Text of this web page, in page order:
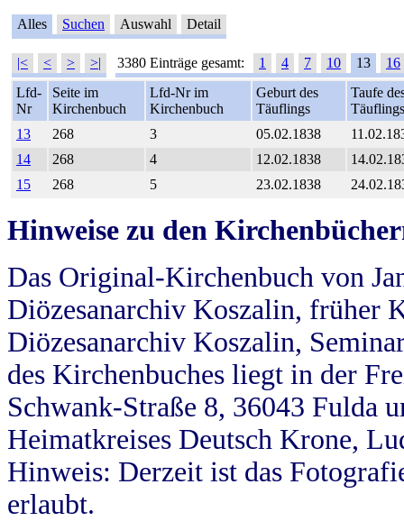
Alles Suchen Auswahl Detail
|< < > >| 3380 Einträge gesamt: 1 4 7 10 13
16
Lfd-
Nr
Seite im
Kirchenbuch
Lfd-Nr im
Kirchenbuch
Geburt des
Täuflings
Taufe
Täuflings
13
268 3 05.02.1838
14
268 4 12.02.1838
15
268 5 23.02.1838
Hinweise zu den
Das Original-Kirchenbuch von
Diözesanarchiv Koszalin, früher
Diözesanarchiv Koszalin,
des Kirchenbuches liegt in der
Schwank-Straße 8, 36043 Fulda
Heimatkreises Deutsch Krone,
Hinweis: Derzeit ist das
erlaubt.